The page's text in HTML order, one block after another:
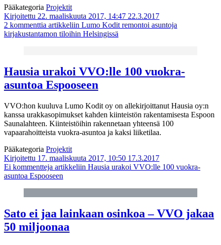
Pääkategoria Projektit
Kirjoitettu 22. maaliskuuta 2017, 14:47 22.3.2017
2 kommenttia artikkeliin Lumo Kodit remontoi asuntoja
kirjakustantamon tiloihin Helsingissä
Hausia urakoi VVO:lle 100 vuokra-
asuntoa Espooseen
VVO:hon kuuluva Lumo Kodit oy on allekirjoittanut Hausia oy:n
kanssa urakkasopimukset kahden kiinteistön rakentamisesta Espoon
Saunalahteen. Kiinteistöihin rakennetaan yhteensä 100
vapaarahoitteista vuokra-asuntoa ja kaksi liiketilaa.
Pääkategoria Projektit
Kirjoitettu 17. maaliskuuta 2017, 10:50 17.3.2017
Ei kommentteja artikkeliin Hausia urakoi VVO:lle 100 vuokra-
asuntoa Espooseen
Sato ei jaa lainkaan osinkoa – VVO jakaa
50 miljoonaa